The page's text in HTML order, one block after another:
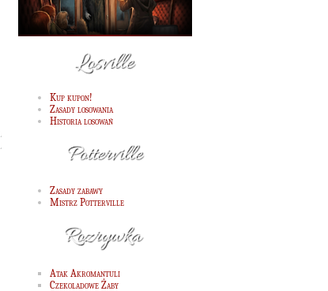
.
.
Kup kupon!
Zasady losowania
Historia losowań
Zasady zabawy
Mistrz Potterville
Atak Akromantuli
Czekoladowe Żaby